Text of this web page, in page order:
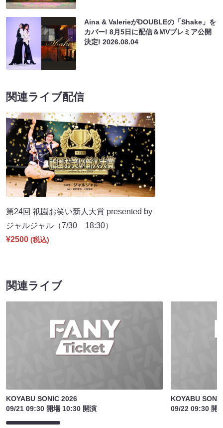
Aina & ValerieがDOUBLEの「Shake」を
カバー! 8月5日に配信＆MVプレミア公開
決定!2026.08.04
関連ライブ配信
第24回 祇園お笑い新人大賞 presented by
ジャルジャル（7/30 18:30）
¥2500 (税込)
関連ライブ
KOYABU SONIC 2026
09/21 09:30 開場 10:30 開演
KOYABU
09/22 09:30 開